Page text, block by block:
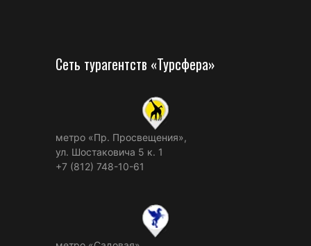
Сеть турагентств «Турсфера»
метро «Пр. Просвещения»,
ул. Шостаковича 5 к. 1
+7 (812) 748-10-61